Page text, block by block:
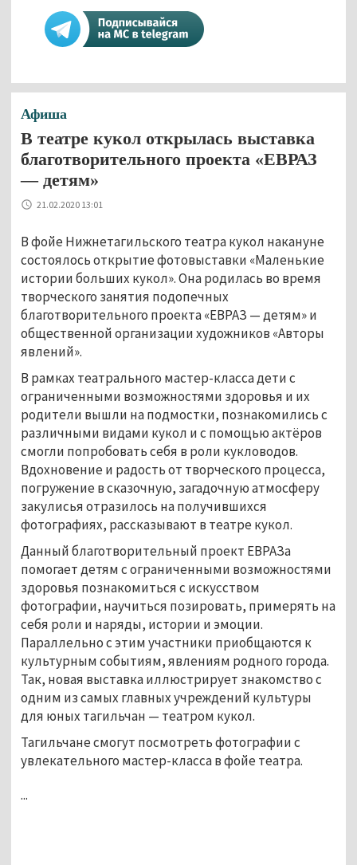
Афиша
В театре кукол открылась выставка
благотворительного проекта «ЕВРАЗ
— детям»
21.02.2020 13:01
В фойе Нижнетагильского театра кукол накануне
состоялось открытие фотовыставки «Маленькие
истории больших кукол». Она родилась во время
творческого занятия подопечных
благотворительного проекта «ЕВРАЗ — детям» и
общественной организации художников «Авторы
явлений».
В рамках театрального мастер-класса дети с
ограниченными возможностями здоровья и их
родители вышли на подмостки, познакомились с
различными видами кукол и с помощью актёров
смогли попробовать себя в роли кукловодов.
Вдохновение и радость от творческого процесса,
погружение в сказочную, загадочную атмосферу
закулисья отразилось на получившихся
фотографиях, рассказывают в театре кукол.
Данный благотворительный проект ЕВРАЗа
помогает детям с ограниченными возможностями
здоровья познакомиться с искусством
фотографии, научиться позировать, примерять на
себя роли и наряды, истории и эмоции.
Параллельно с этим участники приобщаются к
культурным событиям, явлениям родного города.
Так, новая выставка иллюстрирует знакомство с
одним из самых главных учреждений культуры
для юных тагильчан — театром кукол.
Тагильчане смогут посмотреть фотографии с
увлекательного мастер-класса в фойе театра.
...